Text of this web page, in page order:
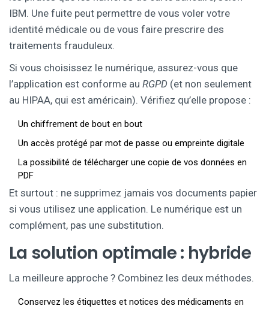
IBM. Une fuite peut permettre de vous voler votre
identité médicale ou de vous faire prescrire des
traitements frauduleux.
Si vous choisissez le numérique, assurez-vous que
l’application est conforme au RGPD (et non seulement
au HIPAA, qui est américain). Vérifiez qu’elle propose :
Un chiffrement de bout en bout
Un accès protégé par mot de passe ou empreinte digitale
La possibilité de télécharger une copie de vos données en
PDF
Et surtout : ne supprimez jamais vos documents papier
si vous utilisez une application. Le numérique est un
complément, pas une substitution.
La solution optimale : hybride
La meilleure approche ? Combinez les deux méthodes.
Conservez les étiquettes et notices des médicaments en